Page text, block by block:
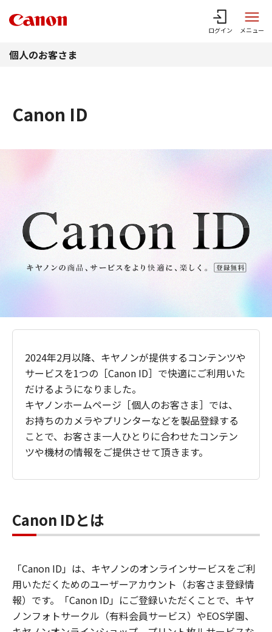
ログイン メニュー
個人のお客さま
Canon ID
2024年2月以降、キヤノンが提供するコンテンツや
サービスを1つの［Canon ID］で快適にご利用いた
だけるようになりました。
キヤノンホームページ［個人のお客さま］では、
お持ちのカメラやプリンターなどを製品登録する
ことで、お客さま一人ひとりに合わせたコンテン
ツや機材の情報をご提供させて頂きます。
Canon IDとは
「Canon ID」は、キヤノンのオンラインサービスをご利
用いただくためのユーザーアカウント（お客さま登録情
報）です。「Canon ID」にご登録いただくことで、キヤ
ノンフォトサークル（有料会員サービス）やEOS学園、